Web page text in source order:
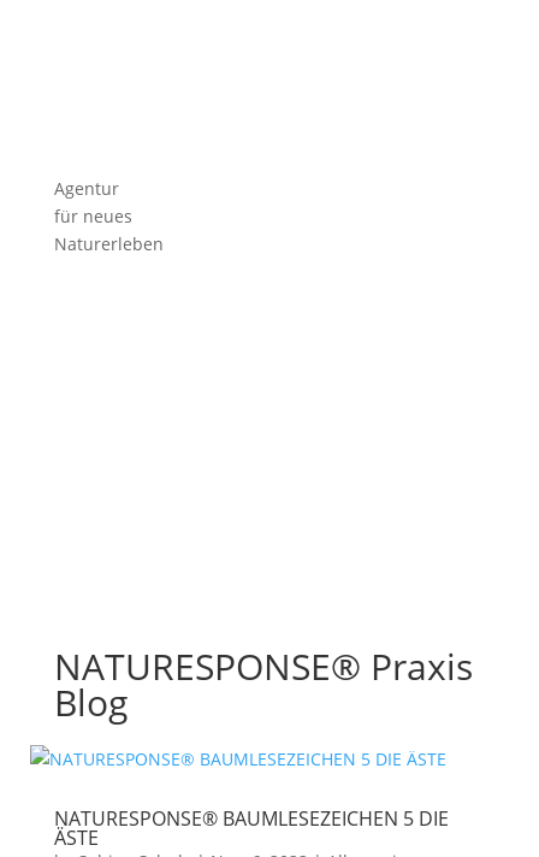
Agentur
für neues
Naturerleben
NATURESPONSE® Praxis
Blog
NATURESPONSE® BAUMLESEZEICHEN 5 DIE
ÄSTE